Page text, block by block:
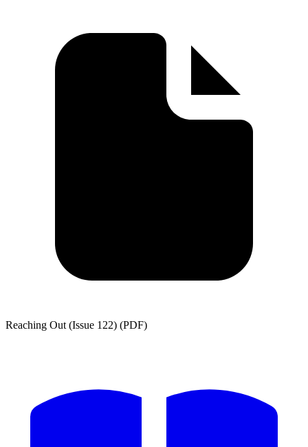
Reaching Out (Issue 122) (PDF)